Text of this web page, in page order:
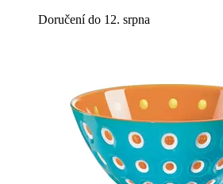
Doručení do 12. srpna